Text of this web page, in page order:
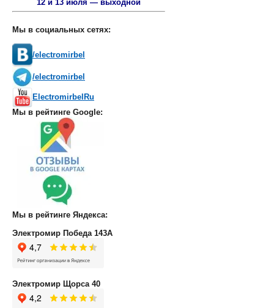
12 и 13 июля — выходной
Мы в социальных сетях:
/electromirbel
/electromirbel
ElectromirbelRu
Мы в рейтинге Google:
Мы в рейтинге Яндекса:
Электромир Победа 143А
Электромир Щорса 40